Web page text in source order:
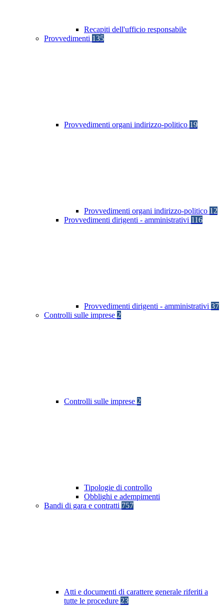
Recapiti dell'ufficio responsabile
Provvedimenti 135
Provvedimenti organi indirizzo-politico 19
Provvedimenti organi indirizzo-politico 12
Provvedimenti dirigenti - amministrativi 116
Provvedimenti dirigenti - amministrativi 37
Controlli sulle imprese 2
Controlli sulle imprese 2
Tipologie di controllo
Obblighi e adempimenti
Bandi di gara e contratti 757
Atti e documenti di carattere generale riferiti a
tutte le procedure 23